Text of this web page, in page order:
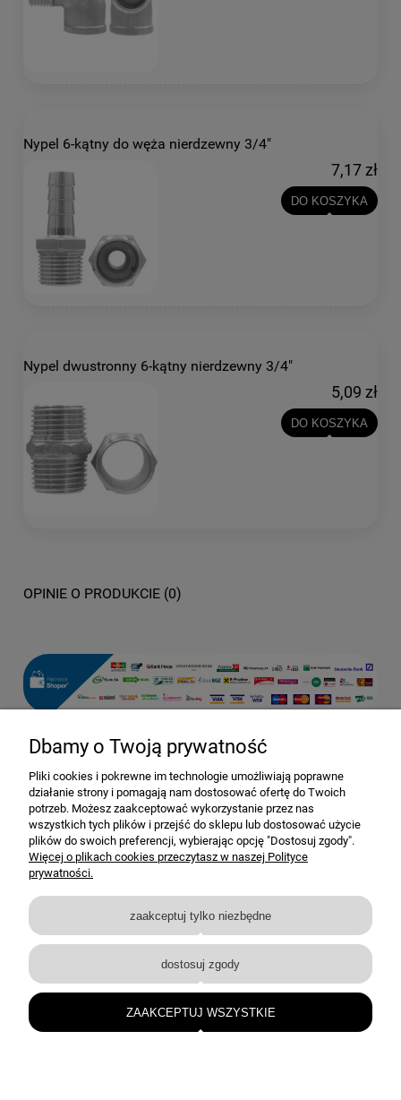
Nypel 6-kątny do węża nierdzewny 3/4"
7,17 zł
DO KOSZYKA
Nypel dwustronny 6-kątny nierdzewny 3/4"
5,09 zł
DO KOSZYKA
OPINIE O PRODUKCIE (0)
Dostawa i dostawa
Moje konto
Gwarancja i zwroty
O firmie
BEJMET — elementy nierdzewne i techniczne dla przemysłu oraz instalacji.
Dbamy o Twoją prywatność
Pliki cookies i pokrewne im technologie umożliwiają poprawne
działanie strony i pomagają nam dostosować ofertę do Twoich
potrzeb. Możesz zaakceptować wykorzystanie przez nas
wszystkich tych plików i przejść do sklepu lub dostosować użycie
plików do swoich preferencji, wybierając opcję "Dostosuj zgody".
Więcej o plikach cookies przeczytasz w naszej Polityce
prywatności.
zaakceptuj tylko niezbędne
dostosuj zgody
ZAAKCEPTUJ WSZYSTKIE